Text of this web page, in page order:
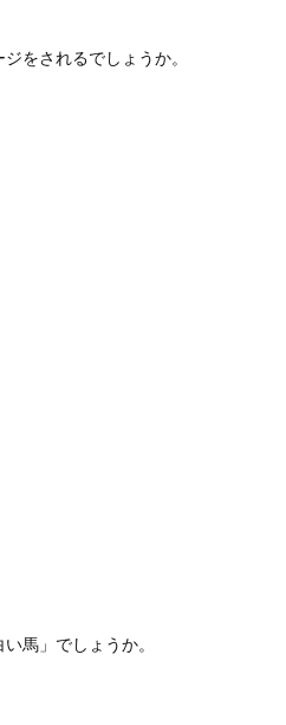
をされるでしょうか。
馬」でしょうか。